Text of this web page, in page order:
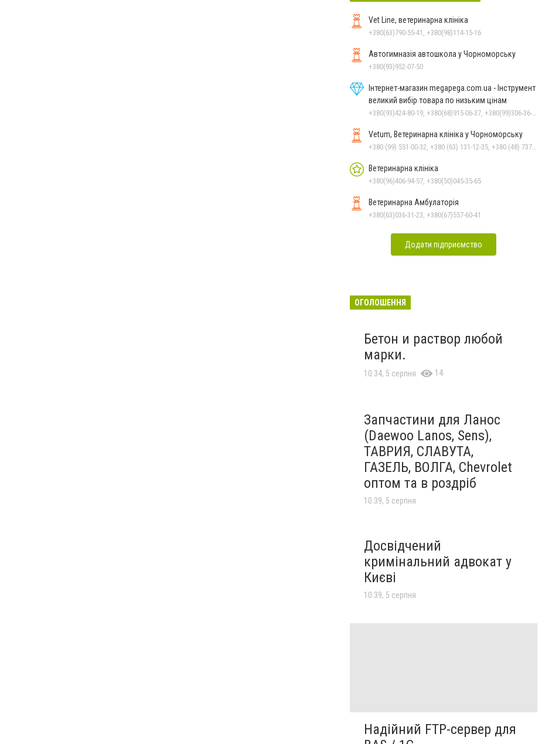
Vet Line, ветеринарна клініка
+380(63)790-55-41, +380(98)114-15-16
Автогимназія автошкола у Чорноморську
+380(93)952-07-50
Інтернет-магазин megapega.com.ua - Інструмент
великий вибір товара по низьким цінам
Vetum, Ветеринарна клініка у Чорноморську
Ветеринарна клініка
+380(96)406-94-57, +380(50)045-35-65
Ветеринарна Амбулаторія
+380(63)036-31-23, +380(67)557-60-41
Додати підприємство
ОГОЛОШЕННЯ
Бетон и раствор любой
марки.
10:34, 5 серпня 14
Запчастини для Ланос
(Daewoo Lanos, Sens),
ТАВРИЯ, СЛАВУТА,
ГАЗЕЛЬ, ВОЛГА, Chevrolet
оптом та в роздріб
10:39, 5 серпня
Досвідчений
кримінальний адвокат у
Києві
10:39, 5 серпня
Надійний FTP-сервер для